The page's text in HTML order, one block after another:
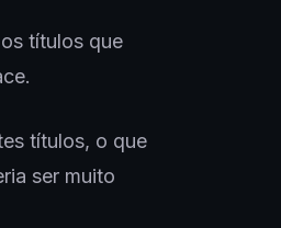
títulos que
títulos, o que
ser muito